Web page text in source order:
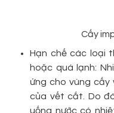
Cấy
Hạn chế các loại
hoặc quá lạnh:
ứng cho vùng cấy
của vết cắt. Do
uống nước có